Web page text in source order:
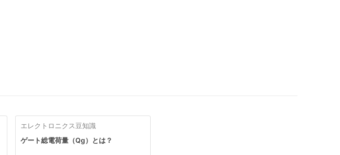
エレクトロニクス豆知識
ゲート総電荷量（Qg）とは？